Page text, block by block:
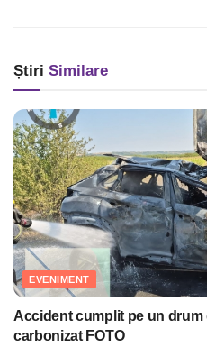
Știri Similare
EVENIMENT
Accident cumplit pe un
carbonizat FOTO